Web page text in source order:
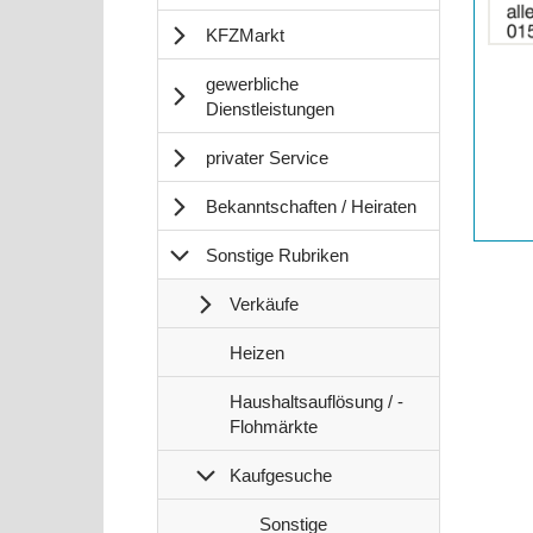
KFZMarkt
gewerbliche
Dienstleistungen
privater Service
Bekanntschaften / Heiraten
Sonstige Rubriken
Verkäufe
S
o
n
s
t
g
Heizen
S
o
n
s
t
Haushaltsauflösung / -
Flohmärkte
Kaufgesuche
S
Sonstige
Anzeige
2064130